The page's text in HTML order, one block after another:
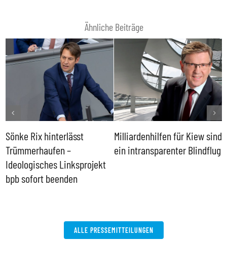
Ähnliche Beiträge
Sönke Rix hinterlässt
Trümmerhaufen –
Ideologisches Linksprojekt
bpb sofort beenden
Milliardenhilfen für Kiew sind
ein intransparenter Blindflug
ALLE PRESSEMITTEILUNGEN